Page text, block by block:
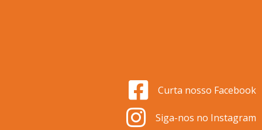
Curta nosso Facebook
Siga-nos no Instagram